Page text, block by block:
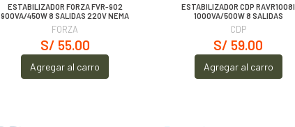
ESTABILIZADOR FORZA FVR-902
900VA/450W 8 SALIDAS 220V NEMA
FORZA
S/ 55.00
Agregar al carro
ESTABILIZADOR CDP RAVR1008I
1000VA/500W 8 SALIDAS
CDP
S/ 59.00
Agregar al carro